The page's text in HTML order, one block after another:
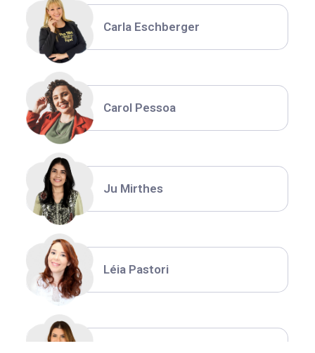
Carla Eschberger
Carol Pessoa
Ju Mirthes
Léia Pastori